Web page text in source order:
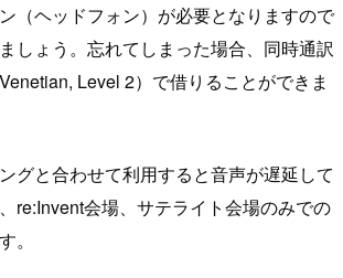
（ヘッドフォン）が必要となりますので
しょう。忘れてしまった場合、同時通訳
Level 2）で借りることができま
グと合わせて利用すると音声が遅延して
re:Invent会場、サテライト会場のみでの
。